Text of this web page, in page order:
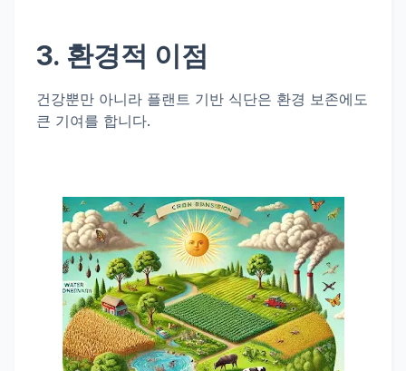
3. 환경적 이점
건강뿐만 아니라 플랜트 기반 식단은 환경 보존에도
큰 기여를 합니다.